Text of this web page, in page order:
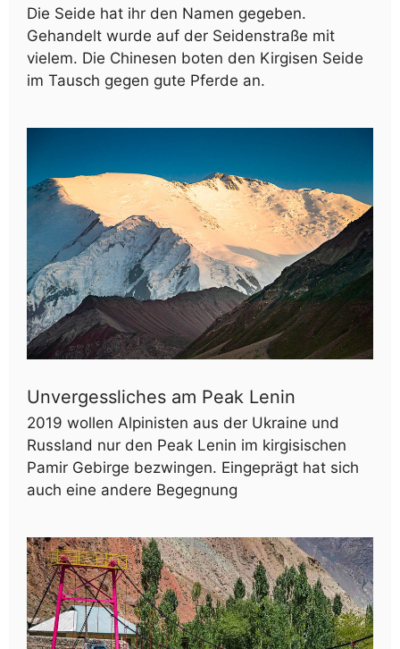
Die Seide hat ihr den Namen gegeben.
Gehandelt wurde auf der Seidenstraße mit
vielem. Die Chinesen boten den Kirgisen Seide
im Tausch gegen gute Pferde an.
Unvergessliches am Peak Lenin
2019 wollen Alpinisten aus der Ukraine und
Russland nur den Peak Lenin im kirgisischen
Pamir Gebirge bezwingen. Eingeprägt hat sich
auch eine andere Begegnung